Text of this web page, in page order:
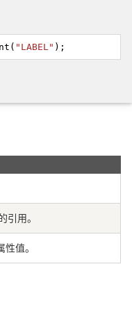
( "LABEL" );
引用。
值。